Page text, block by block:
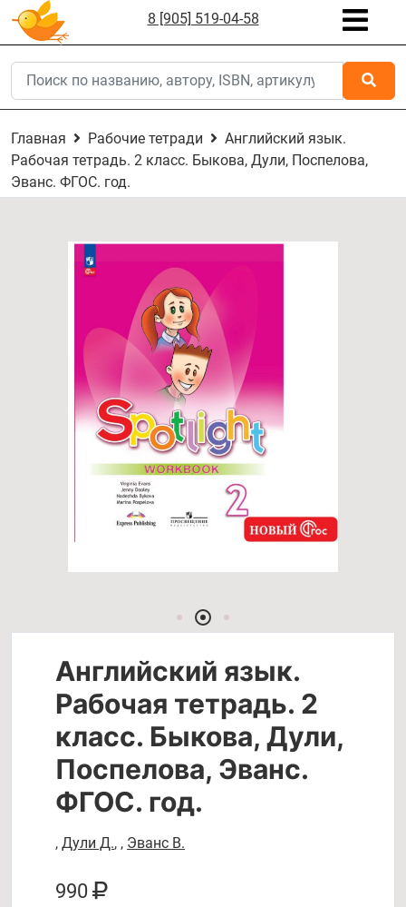
8 [905] 519-04-58
Главная Рабочие тетради
Английский язык.
Рабочая тетрадь. 2 класс. Быкова, Дули, Поспелова,
Эванс. ФГОС. год.
Английский язык.
Рабочая тетрадь. 2
класс. Быкова, Дули,
Поспелова, Эванс.
ФГОС. год.
, Дули Д., , Эванс В.
990